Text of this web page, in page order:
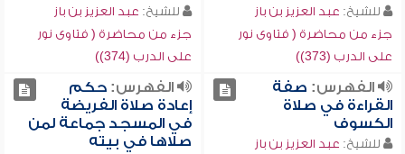
للشيخ: عبد العزيز بن باز
جزء من محاضرة ( فتاوى نور
على الدرب (373))
للشيخ: عبد العزيز بن باز
جزء من محاضرة ( فتاوى نور
على الدرب (374))
الفهرس: صفة
القراءة في صلاة
الكسوف
للشيخ: عبد العزيز بن باز
الفهرس:حكم
إعادة صلاة الفريضة
في المسجد جماعة لمن
صلاها في بيته